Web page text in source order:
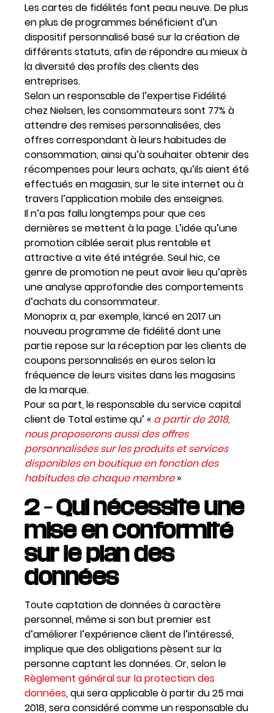
Les cartes de fidélités font peau neuve. De plus
en plus de programmes bénéficient d’un
dispositif personnalisé basé sur la création de
différents statuts, afin de répondre au mieux à
la diversité des profils des clients des
entreprises.
Selon un responsable de l’expertise Fidélité
chez Nielsen, les consommateurs sont 77% à
attendre des remises personnalisées, des
offres correspondant à leurs habitudes de
consommation, ainsi qu’à souhaiter obtenir des
récompenses pour leurs achats, qu’ils aient été
effectués en magasin, sur le site internet ou à
travers l’application mobile des enseignes.
Il n’a pas fallu longtemps pour que ces
dernières se mettent à la page. L’idée qu’une
promotion ciblée serait plus rentable et
attractive a vite été intégrée. Seul hic, ce
genre de promotion ne peut avoir lieu qu’après
une analyse approfondie des comportements
d’achats du consommateur.
Monoprix a, par exemple, lancé en 2017 un
nouveau programme de fidélité dont une
partie repose sur la réception par les clients de
coupons personnalisés en euros selon la
fréquence de leurs visites dans les magasins
de la marque.
Pour sa part, le responsable du service capital
client de Total estime qu’ « a partir de 2018,
nous proposerons aussi des offres
personnalisées sur les produits et services
disponibles en boutique en fonction des
habitudes de chaque membre»
2 – Qui nécessite une
mise en conformité
sur le plan des
données
Toute captation de données à caractère
personnel, même si son but premier est
d’améliorer l’expérience client de l’intéressé,
implique que des obligations pèsent sur la
personne captant les données. Or, selon le
Règlement général sur la protection des
données, qui sera applicable à partir du 25 mai
2018, sera considéré comme un responsable du